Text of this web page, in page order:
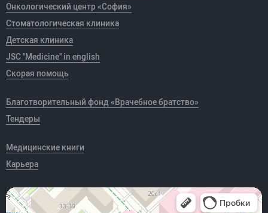
Онкологический центр «София»
Стоматологическая клиника
Детская клиника
JSC "Medicine" in english
Скорая помощь
Благотворительный фонд «Врачебное братство»
Тендеры
Медицинские книги
Карьера